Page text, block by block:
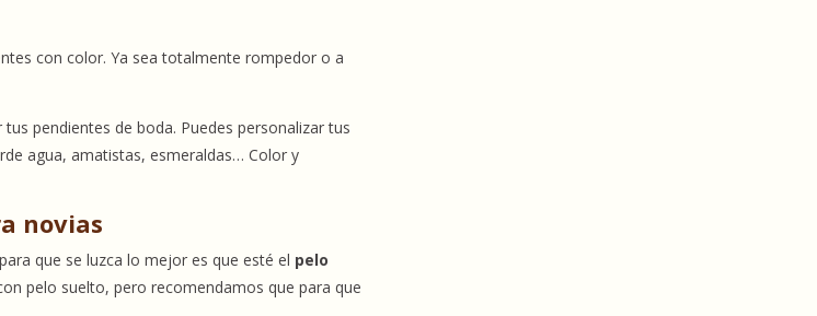
con color. Ya sea totalmente rompedor o a
pendientes de boda. Puedes personalizar tus
agua, amatistas, esmeraldas… Color y
novias
que se luzca lo mejor es que esté el pelo
pelo suelto, pero recomendamos que para que